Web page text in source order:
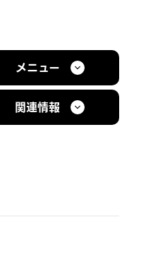
メニュー
関連情報